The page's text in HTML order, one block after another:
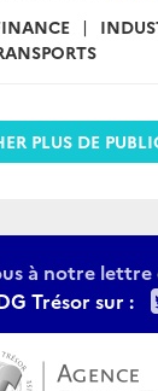
PLUS DE
à notre
Trésor sur :